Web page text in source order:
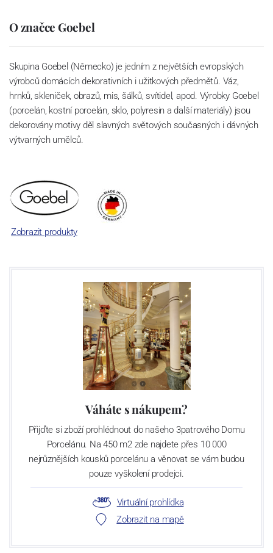
O značce Goebel
Skupina Goebel (Německo) je jedním z největších evropských
výrobců domácích dekorativních i užitkových předmětů. Váz,
hrnků, skleniček, obrazů, mis, šálků, svítidel, apod. Výrobky Goebel
(porcelán, kostní porcelán, sklo, polyresin a další materiály) jsou
dekorovány motivy děl slavných světových současných i dávných
výtvarných umělců.
Zobrazit produkty
Váháte s nákupem?
Přijďte si zboží prohlédnout do našeho 3patrového Domu
Porcelánu. Na 450 m2 zde najdete přes 10 000
nejrůznějších kousků porcelánu a věnovat se vám budou
pouze vyškolení prodejci.
Virtuální prohlídka
Zobrazit na mapě